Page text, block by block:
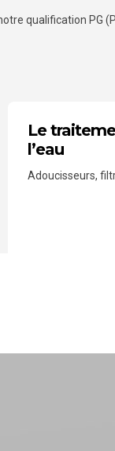
qualification PG
Le
l’eau
Adoucisseurs,